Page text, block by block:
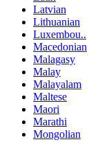
Latvian
Lithuanian
Luxembou..
Macedonian
Malagasy
Malay
Malayalam
Maltese
Maori
Marathi
Mongolian